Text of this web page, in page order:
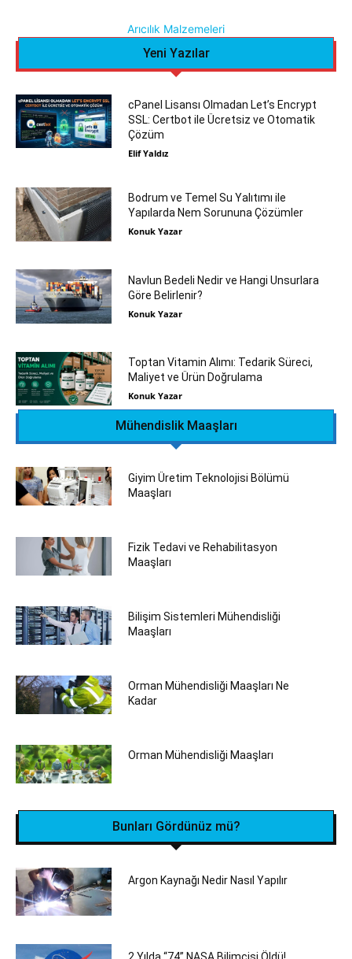
Arıcılık Malzemeleri
Yeni Yazılar
cPanel Lisansı Olmadan Let’s Encrypt
SSL: Certbot ile Ücretsiz ve Otomatik
Çözüm
Elif Yaldız
Bodrum ve Temel Su Yalıtımı ile
Yapılarda Nem Sorununa Çözümler
Konuk Yazar
Navlun Bedeli Nedir ve Hangi Unsurlara
Göre Belirlenir?
Konuk Yazar
Toptan Vitamin Alımı: Tedarik Süreci,
Maliyet ve Ürün Doğrulama
Konuk Yazar
Mühendislik Maaşları
Giyim Üretim Teknolojisi Bölümü
Maaşları
Fizik Tedavi ve Rehabilitasyon
Maaşları
Bilişim Sistemleri Mühendisliği
Maaşları
Orman Mühendisliği Maaşları Ne
Kadar
Orman Mühendisliği‎ Maaşları
Bunları Gördünüz mü?
Argon Kaynağı Nedir Nasıl Yapılır